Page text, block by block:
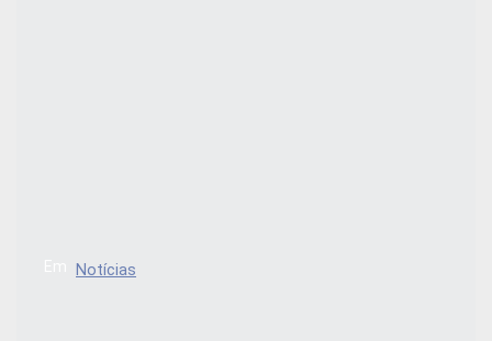
Notícias